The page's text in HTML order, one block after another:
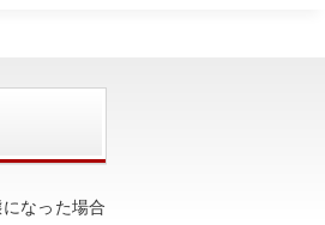
なった場合